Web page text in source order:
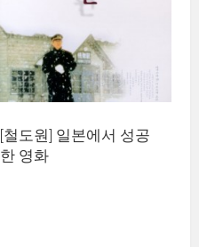
[철도원] 일본에서 성공
한 영화